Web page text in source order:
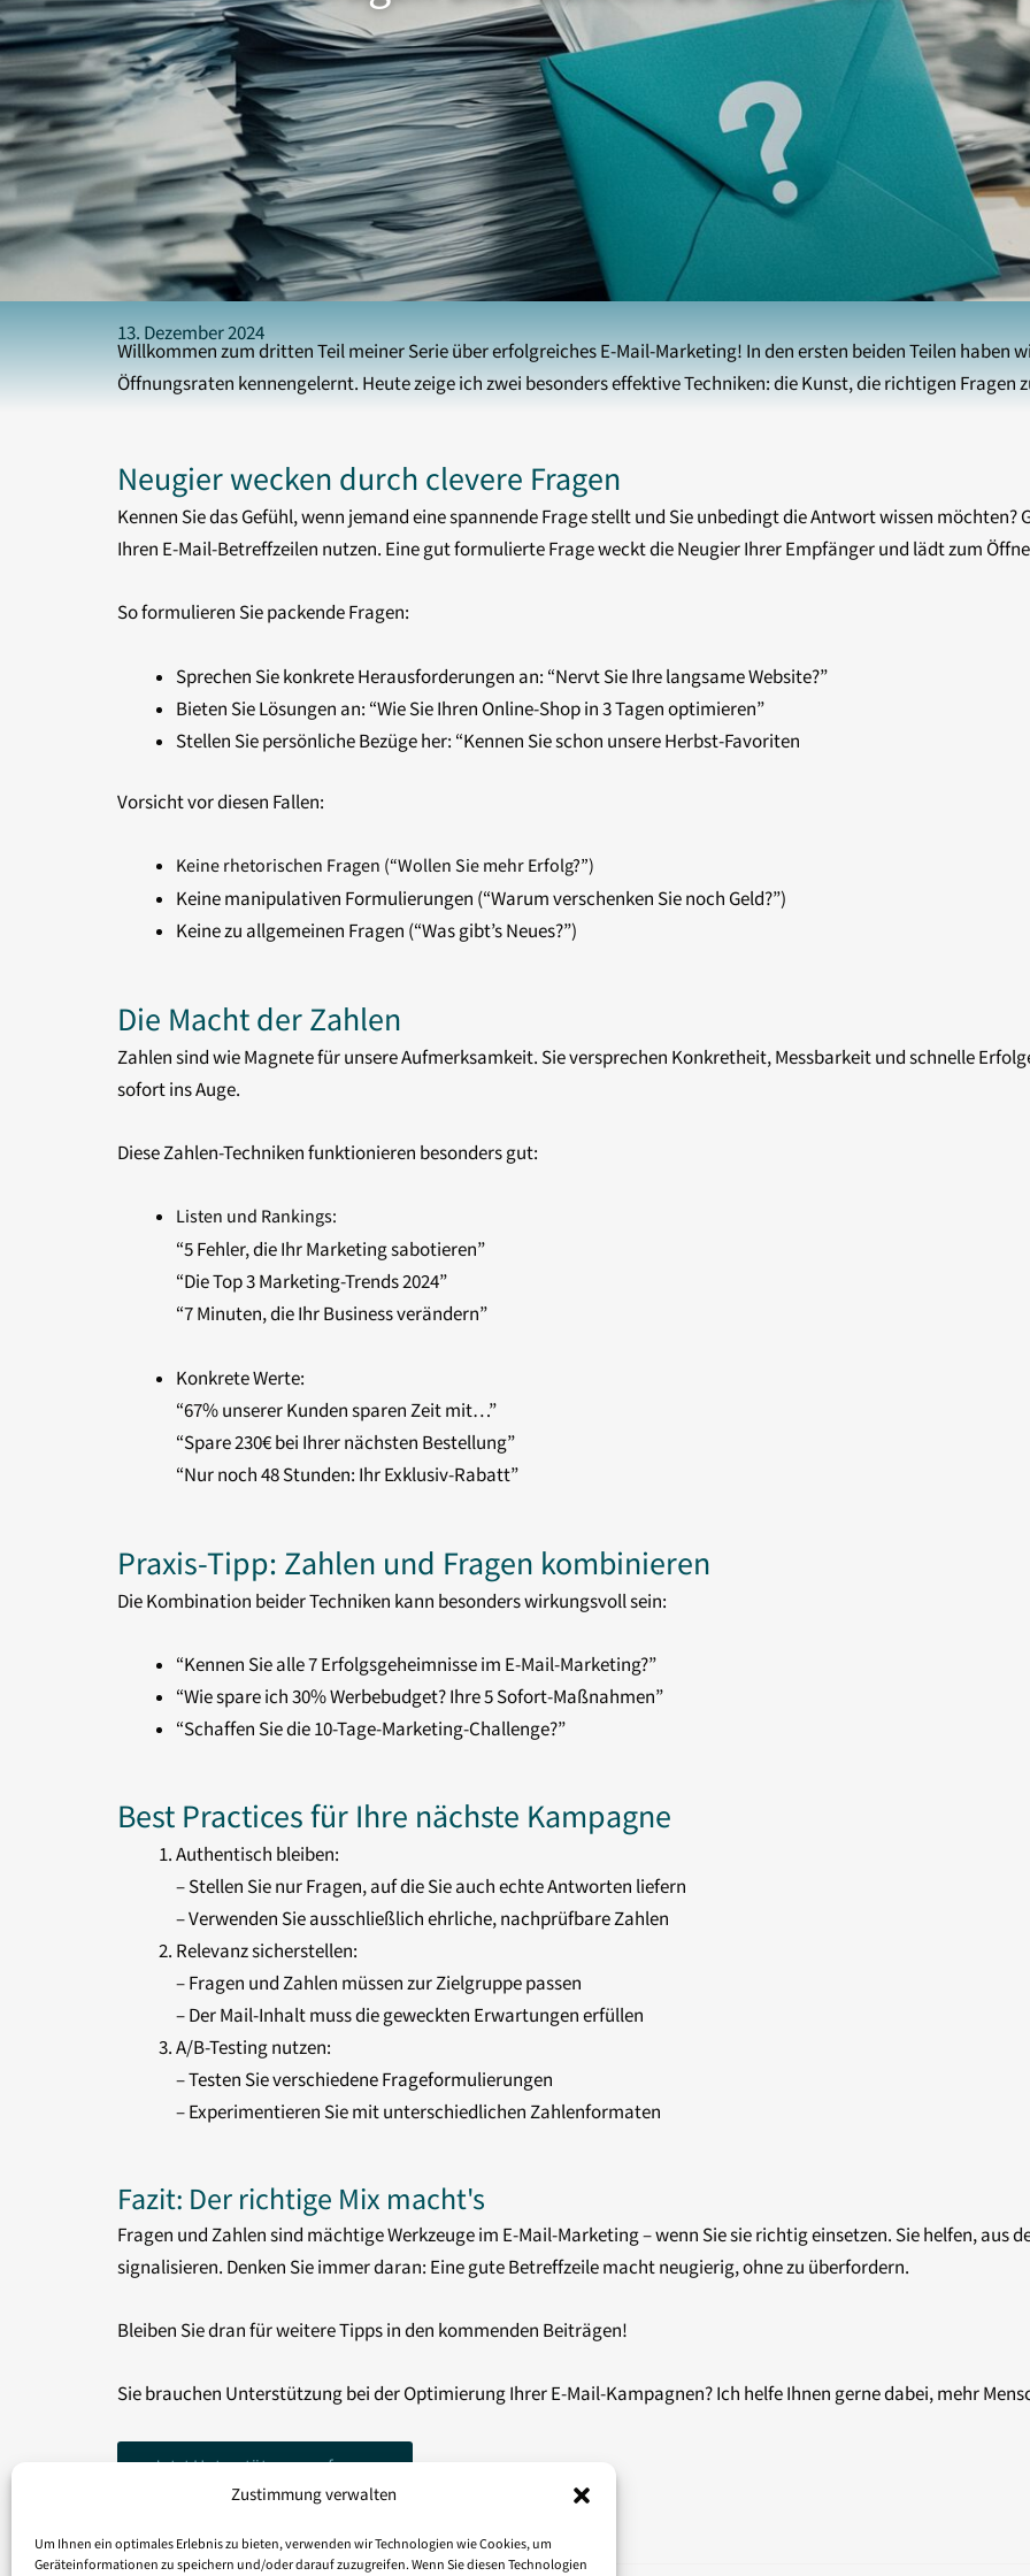
Zustimmung verwalten
Um Ihnen ein optimales Erlebnis zu bieten, verwenden wir Technologien wie Cookies, um
Geräteinformationen zu speichern und/oder darauf zuzugreifen. Wenn Sie diesen Technologien
13. Dezember 2024
Willkommen zum dritten Teil meiner Serie über erfolgreiches E-Mail-Marketing! In den ersten beiden Teilen haben
Öffnungsraten kennengelernt. Heute zeige ich zwei besonders effektive Techniken: die Kunst, die richtigen Fragen
Neugier wecken durch clevere Fragen
Kennen Sie das Gefühl, wenn jemand eine spannende Frage stellt und Sie unbedingt die Antwort wissen möchten?
Ihren E-Mail-Betreffzeilen nutzen. Eine gut formulierte Frage weckt die Neugier Ihrer Empfänger und lädt zum
So formulieren Sie packende Fragen:
Sprechen Sie konkrete Herausforderungen an: “Nervt Sie Ihre langsame Website?”
Bieten Sie Lösungen an: “Wie Sie Ihren Online-Shop in 3 Tagen optimieren”
Stellen Sie persönliche Bezüge her: “Kennen Sie schon unsere Herbst-Favoriten
Vorsicht vor diesen Fallen:
Keine rhetorischen Fragen (“Wollen Sie mehr Erfolg?”)
Keine manipulativen Formulierungen (“Warum verschenken Sie noch Geld?”)
Keine zu allgemeinen Fragen (“Was gibt’s Neues?”)
Die Macht der Zahlen
Zahlen sind wie Magnete für unsere Aufmerksamkeit. Sie versprechen Konkretheit, Messbarkeit und schnelle
sofort ins Auge.
Diese Zahlen-Techniken funktionieren besonders gut:
Listen und Rankings:
“5 Fehler, die Ihr Marketing sabotieren”
“Die Top 3 Marketing-Trends 2024”
“7 Minuten, die Ihr Business verändern”
Konkrete Werte:
“67% unserer Kunden sparen Zeit mit…”
“Spare 230€ bei Ihrer nächsten Bestellung”
“Nur noch 48 Stunden: Ihr Exklusiv-Rabatt”
Praxis-Tipp: Zahlen und Fragen kombinieren
Die Kombination beider Techniken kann besonders wirkungsvoll sein:
“Kennen Sie alle 7 Erfolgsgeheimnisse im E-Mail-Marketing?”
“Wie spare ich 30% Werbebudget? Ihre 5 Sofort-Maßnahmen”
“Schaffen Sie die 10-Tage-Marketing-Challenge?”
Best Practices für Ihre nächste Kampagne
Authentisch bleiben:
– Stellen Sie nur Fragen, auf die Sie auch echte Antworten liefern
– Verwenden Sie ausschließlich ehrliche, nachprüfbare Zahlen
Relevanz sicherstellen:
– Fragen und Zahlen müssen zur Zielgruppe passen
– Der Mail-Inhalt muss die geweckten Erwartungen erfüllen
A/B-Testing nutzen:
– Testen Sie verschiedene Frageformulierungen
– Experimentieren Sie mit unterschiedlichen Zahlenformaten
Fazit: Der richtige Mix macht's
Fragen und Zahlen sind mächtige Werkzeuge im E-Mail-Marketing – wenn Sie sie richtig einsetzen. Sie helfen, aus
signalisieren. Denken Sie immer daran: Eine gute Betreffzeile macht neugierig, ohne zu überfordern.
Bleiben Sie dran für weitere Tipps in den kommenden Beiträgen!
Sie brauchen Unterstützung bei der Optimierung Ihrer E-Mail-Kampagnen? Ich helfe Ihnen gerne dabei, mehr
Jetzt Unterstützung anfragen